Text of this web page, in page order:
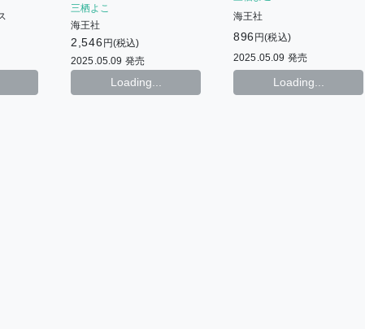
三栖よこ
海王社
2,546 円(税込)
2025.05.09 発売
Loading...
海王社
896 円(税込)
2025.05.09 発売
Loading...